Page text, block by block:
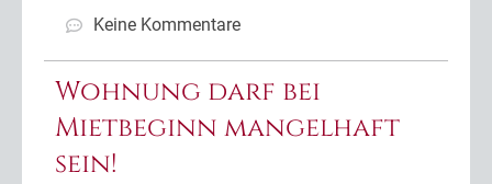
Keine Kommentare
Wohnung darf bei
Mietbeginn mangelhaft
sein!